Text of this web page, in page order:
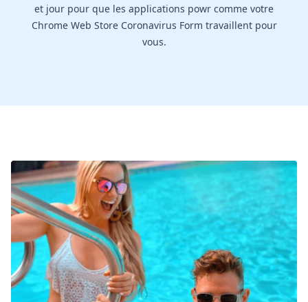
et jour pour que les applications powr comme votre
Chrome Web Store Coronavirus Form travaillent pour
vous.